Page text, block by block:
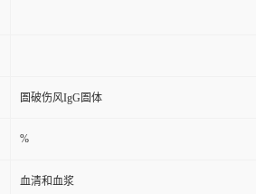
圄破伤风IgG圄体
%
血清和血浆